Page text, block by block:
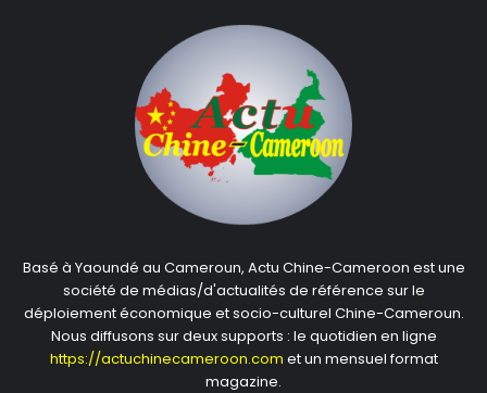
Basé à Yaoundé au Cameroun, Actu Chine-Cameroon est une
société de médias/d'actualités de référence sur le
déploiement économique et socio-culturel Chine-Cameroun.
Nous diffusons sur deux supports : le quotidien en ligne
https://actuchinecameroon.com et un mensuel format
magazine.